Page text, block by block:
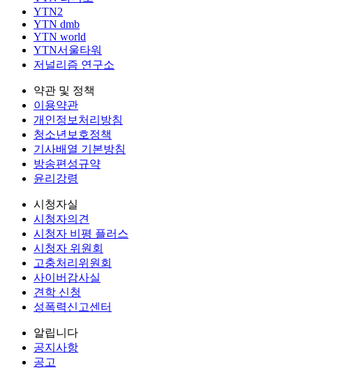
YTN2
YTN dmb
YTN world
YTN서울타워
저널리즘 연구소
약관 및 정책
이용약관
개인정보처리방침
청소년보호정책
기사배열 기본방침
방송편성규약
윤리강령
시청자실
시청자의견
시청자 비평 플러스
시청자 위원회
고충처리위원회
사이버감사실
견학 신청
성폭력신고센터
알립니다
공지사항
공고